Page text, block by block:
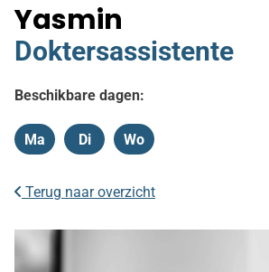
Yasmin
Doktersassistente
Beschikbare dagen:
Maandag
Ma Dinsdag
Di Woensdag
Wo
Terug naar overzicht